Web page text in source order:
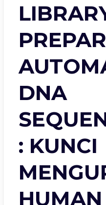
DNA
: KUNCI
HUMAN